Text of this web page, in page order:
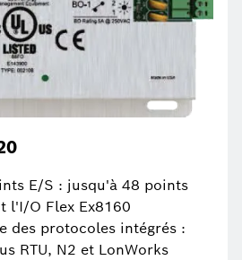
E/S : jusqu'à 48 points
l'I/O Flex Ex8160
des protocoles intégrés :
RTU, N2 et LonWorks